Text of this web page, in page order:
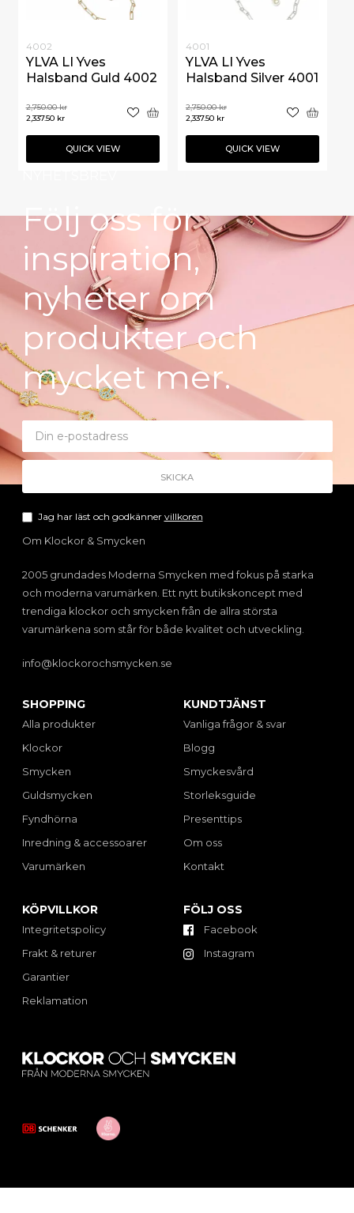
4002
YLVA LI Yves
Halsband Guld 4002
2,750.00kr
2,337.50 kr
QUICK VIEW
4001
YLVA LI Yves
Halsband Silver 4001
2,750.00kr
2,337.50 kr
QUICK VIEW
Följ oss för
inspiration,
nyheter om
produkter och
mycket mer.
Jag har läst och godkänner villkoren
Om Klockor & Smycken
2005 grundades Moderna Smycken med fokus på starka
och moderna varumärken. Ett nytt butikskoncept med
trendiga klockor och smycken från de allra största
varumärkena som står för både kvalitet och utveckling.
info@klockorochsmycken.se
SHOPPING
Alla produkter
Klockor
Smycken
Guldsmycken
Fyndhörna
Inredning & accessoarer
Varumärken
KUNDTJÄNST
Vanliga frågor & svar
Blogg
Smyckesvård
Storleksguide
Presenttips
Om oss
Kontakt
KÖPVILLKOR
Integritetspolicy
Frakt & returer
Garantier
Reklamation
FÖLJ OSS
Facebook
Instagram